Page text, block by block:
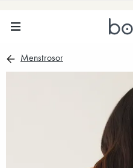
Menstrosor